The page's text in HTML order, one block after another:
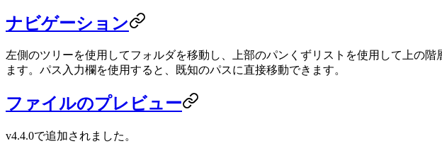
ナビゲーション
左側のツリーを使用してフォルダを移動し、上部のパンくずリストを使用して上の
ます。パス入力欄を使用すると、既知のパスに直接移動できます。
ファイルのプレビュー
v4.4.0で追加されました。